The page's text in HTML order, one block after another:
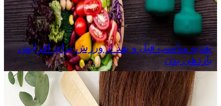
تغذیه مناسب قبل و بعد از ورزش برای افزایش
بازدهی بدن